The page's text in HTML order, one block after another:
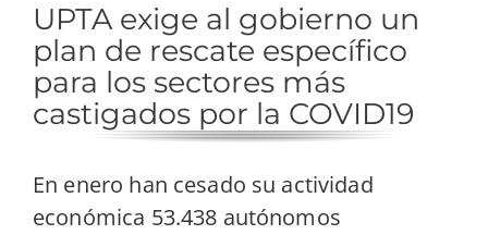
UPTA exige al gobierno un
plan de rescate específico
para los sectores más
castigados por la COVID19
En enero han cesado su actividad
económica 53.438 autónomos